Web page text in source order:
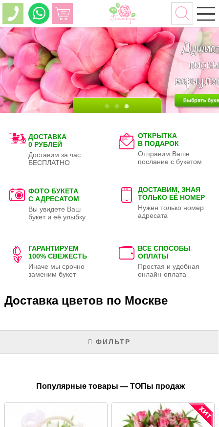
ДОСТАВКА
0 РУБЛЕЙ
Доставим за час
БЕСПЛАТНО
ОТКРЫТКА
В ПОДАРОК
Отправим Ваше
послание с букетом
ФОТО БУКЕТА
С АДРЕСАТОМ
Вы увидете Ваш
букет и её улыбку
ДОСТАВИМ, ЗНАЯ
ТОЛЬКО ЕЁ НОМЕР
Нужен только номер
адресата
ГАРАНТИРУЕМ
100% СВЕЖЕСТЬ
Иначе мы срочно
заменим букет
ВСЕ СПОСОБЫ
ОПЛАТЫ
Простая и удобная
онлайн-оплата
Доставка цветов по Москве
ФИЛЬТР
Популярные товары — ТОПы продаж